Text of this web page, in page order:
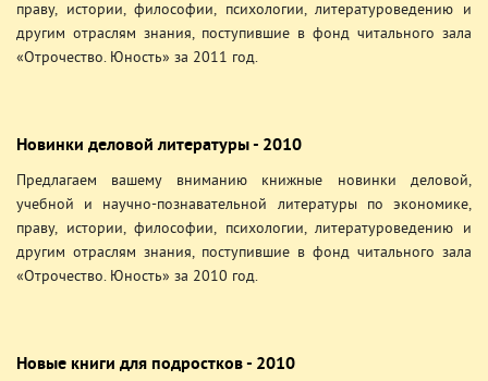
праву, истории, философии, психологии, литературоведению и
другим отраслям знания, поступившие в фонд читального зала
«Отрочество. Юность» за 2011 год.
Новинки деловой литературы - 2010
Предлагаем вашему вниманию книжные новинки деловой,
учебной и научно-познавательной литературы по экономике,
праву, истории, философии, психологии, литературоведению и
другим отраслям знания, поступившие в фонд читального зала
«Отрочество. Юность» за 2010 год.
Новые книги для подростков - 2010